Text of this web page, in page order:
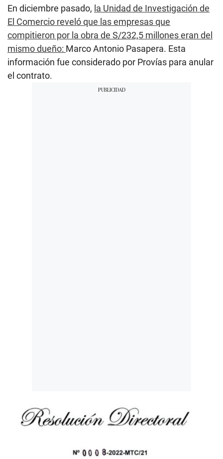
En diciembre pasado, la Unidad de Investigación de
El Comercio reveló que las empresas que
compitieron por la obra de S/232,5 millones eran del
mismo dueño: Marco Antonio Pasapera. Esta
información fue considerado por Provías para anular
el contrato.